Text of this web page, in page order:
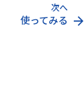
次へ
使ってみる arrow_forward